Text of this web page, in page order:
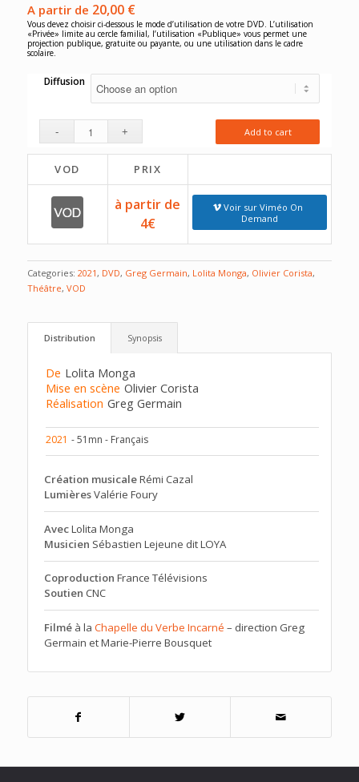
A partir de 20,00 €
Vous devez choisir ci-dessous le mode d’utilisation de votre DVD. L’utilisation
«Privée» limite au cercle familial, l’utilisation «Publique» vous permet une
projection publique, gratuite ou payante, ou une utilisation dans le cadre
scolaire.
Diffusion
Add to cart
VOD PRIX
à partir de
4€
Voir sur Viméo On
Demand
Categories: 2021, DVD, Greg Germain, Lolita Monga, Olivier Corista,
Théâtre, VOD
Distribution Synopsis
De Lolita Monga
Mise en scène Olivier Corista
Réalisation Greg Germain
2021 - 51mn - Français
Création musicaleRémi Cazal
LumièresValérie Foury
AvecLolita Monga
Musicien Sébastien Lejeune dit LOYA
Coproduction France Télévisions
Soutien CNC
Filméà la Chapelle du Verbe Incarné – direction Greg
Germain et Marie-Pierre Bousquet